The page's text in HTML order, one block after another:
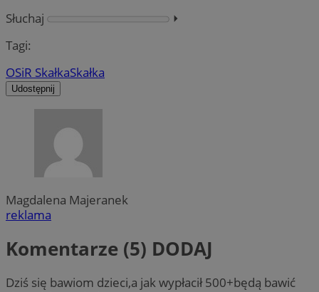
Słuchaj
⏵︎
Tagi:
OSiR SkałkaSkałka
Udostępnij
Magdalena Majeranek
reklama
Komentarze (5) DODAJ
Dziś się bawiom dzieci,a jak wypłacił 500+będą bawić